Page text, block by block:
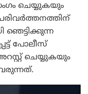
ചെയ്യുകയും
പോലീസ്
ചെയ്യുകയും